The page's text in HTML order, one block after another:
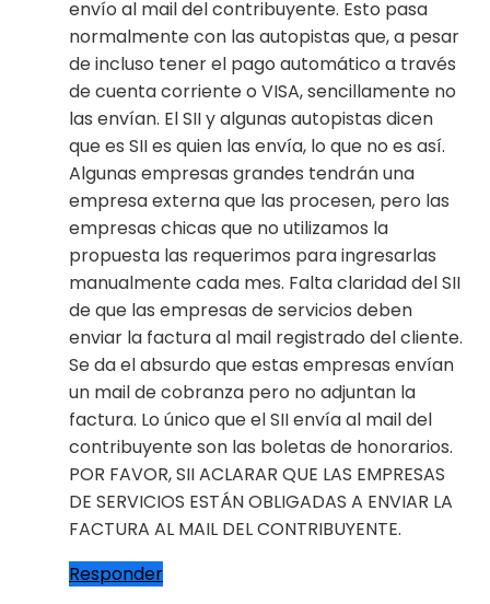
envío al mail del contribuyente. Esto pasa
normalmente con las autopistas que, a pesar
de incluso tener el pago automático a través
de cuenta corriente o VISA, sencillamente no
las envían. El SII y algunas autopistas dicen
que es SII es quien las envía, lo que no es así.
Algunas empresas grandes tendrán una
empresa externa que las procesen, pero las
empresas chicas que no utilizamos la
propuesta las requerimos para ingresarlas
manualmente cada mes. Falta claridad del SII
de que las empresas de servicios deben
enviar la factura al mail registrado del cliente.
Se da el absurdo que estas empresas envían
un mail de cobranza pero no adjuntan la
factura. Lo único que el SII envía al mail del
contribuyente son las boletas de honorarios.
POR FAVOR, SII ACLARAR QUE LAS EMPRESAS
DE SERVICIOS ESTÁN OBLIGADAS A ENVIAR LA
FACTURA AL MAIL DEL CONTRIBUYENTE.
Responder